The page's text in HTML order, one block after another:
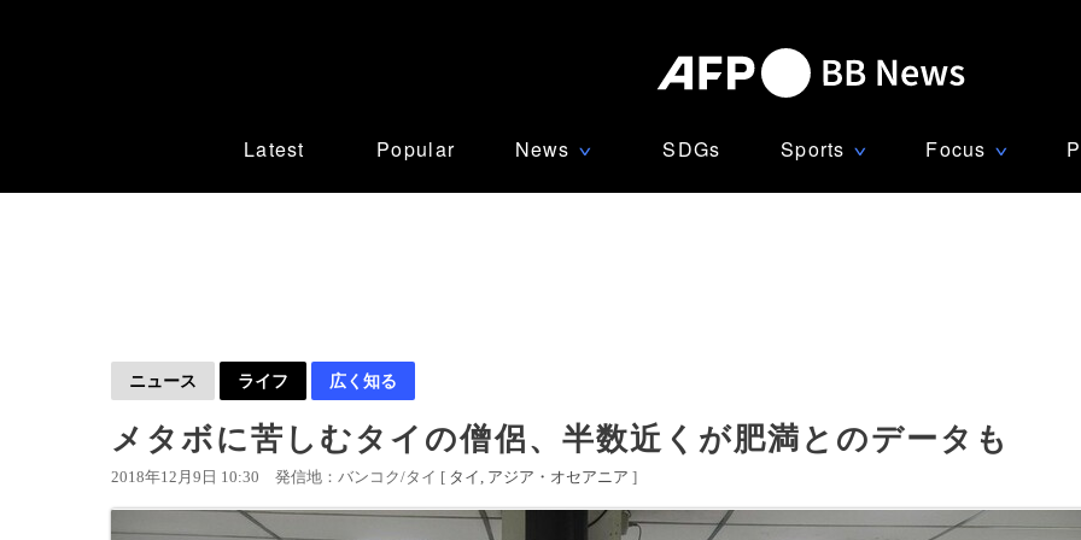
Latest Popular News ∨ SDGs Sports ∨ Focus ∨
ニュース ライフ 広く知る
メタボに苦しむタイの僧侶、半数近くが肥満とのデータも
2018年12月9日 10:30 発信地：バンコク/タイ [ タイ アジア・オセアニア ]